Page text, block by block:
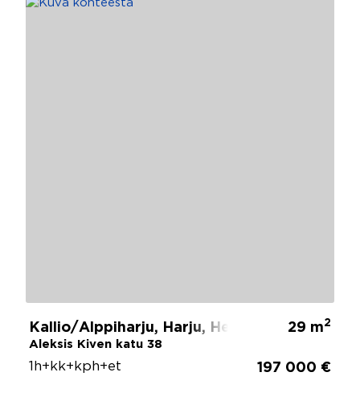
Kallio/Alppiharju, Harju, Helsinki
Aleksis Kiven katu 38
29 m2
1h+kk+kph+et 197 000 €